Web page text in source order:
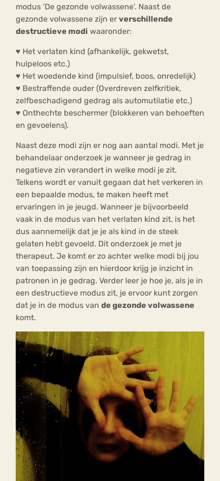
modus ‘De gezonde volwassene’. Naast de
gezonde volwassene zijn er verschillende
destructieve modi waaronder:
♥ Het verlaten kind (afhankelijk, gekwetst,
hulpeloos etc.)
♥ Het woedende kind (impulsief, boos, onredelijk)
♥ Bestraffende ouder (Overdreven zelfkritiek,
zelfbeschadigend gedrag als automutilatie etc.)
♥ Onthechte beschermer (blokkeren van behoeften
en gevoelens).
Naast deze modi zijn er nog aan aantal modi. Met je
behandelaar onderzoek je wanneer je gedrag in
negatieve zin verandert in welke modi je zit.
Telkens wordt er vanuit gegaan dat het verkeren in
een bepaalde modus, te maken heeft met
ervaringen in je jeugd. Wanneer je bijvoorbeeld
vaak in de modus van het verlaten kind zit, is het
dus aannemelijk dat je je als kind in de steek
gelaten hebt gevoeld. Dit onderzoek je met je
therapeut. Je komt er zo achter welke modi bij jou
van toepassing zijn en hierdoor krijg je inzicht in
patronen in je gedrag. Verder leer je hoe je, als je in
een destructieve modus zit, je ervoor kunt zorgen
dat je in de modus van de gezonde volwassene
komt.